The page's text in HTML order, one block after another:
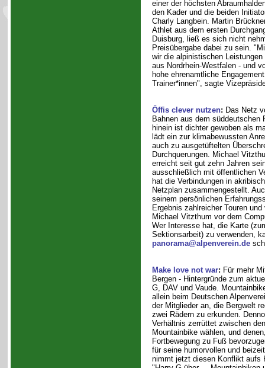
einer der höchsten
den Kader und die beiden
Charly Langbein. Martin
Athlet aus dem ersten
Duisburg, ließ es sich nicht
Preisübergabe dabei zu sein.
wir die alpinistischen Leistungen
aus Nordrhein-Westfalen - und
hohe ehrenamtliche
Trainer*innen", sagte
Öffis clever nutzen: Das Netz
Bahnen aus dem süddeutschen
hinein ist dichter gewoben als
lädt ein zur klimabewussten
auch zu ausgetüftelten
Durchquerungen. Michael
erreicht seit gut zehn Jahren
ausschließlich mit öffentlichen
hat die Verbindungen in
Netzplan zusammengestellt.
seinem persönlichen
Ergebnis zahlreicher Touren
Michael Vitzthum vor dem
Wer Interesse hat, die Karte
Sektionsarbeit) zu verwenden,
panorama@alpenverein.de
Make love not war: Für mehr
Bergen - Hintergründe zum
G, DAV und Vaude.
allein beim Deutschen
der Mitglieder an, die Bergwelt
zwei Rädern zu erkunden.
Verhältnis zerrüttet zwischen
Mountainbike wählen, und
Fortbewegung zu Fuß
für seine humorvollen und
nimmt jetzt diesen Konflikt aufs